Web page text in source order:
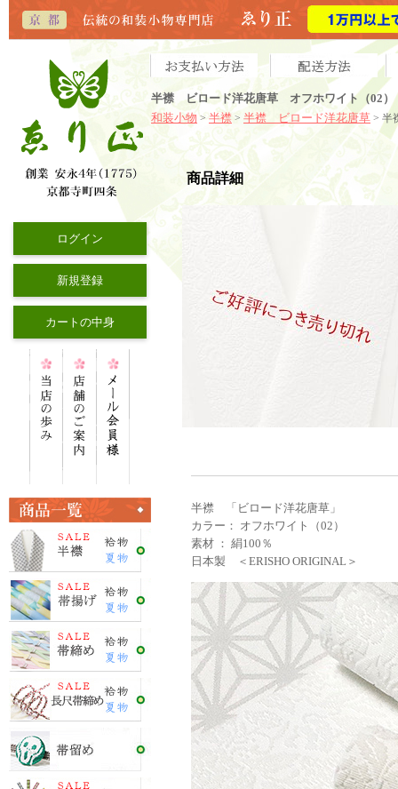
半襟 ビロード洋花唐草 オフホワイト（02）
和装小物 > 半襟 > 半襟 ビロード洋花唐草 > 半
ログイン
新規登録
カートの中身
商品詳細
半襟 「ビロード洋花唐草」
カラー： オフホワイト（02）
素材 ： 絹100％
日本製 ＜ERISHO ORIGINAL＞